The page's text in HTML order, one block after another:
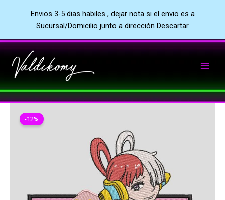
Envios 3-5 dias habiles , dejar nota si el envio es a
Sucursal/Domicilio junto a dirección Descartar
al
contenido
-12%